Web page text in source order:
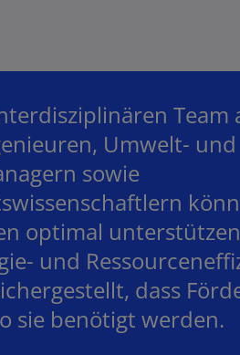
Team
Umwelt- und
sowie
optimal
und
dass
sie benötigt werden.